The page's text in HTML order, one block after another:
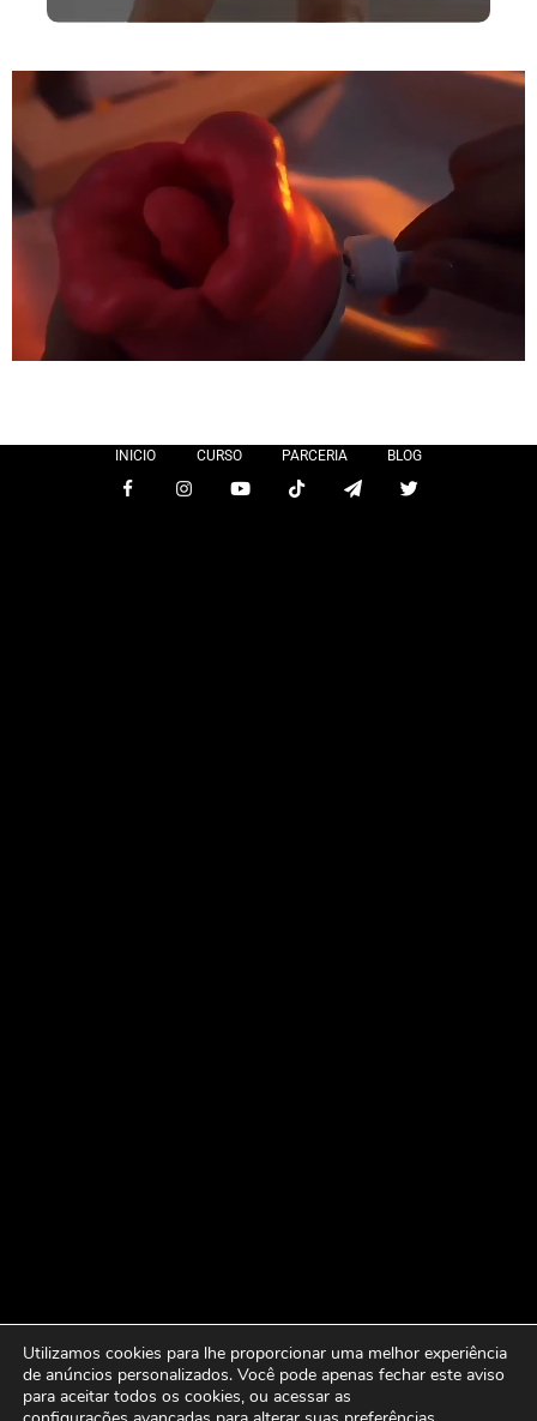
INICIO CURSO PARCERIA BLOG
Utilizamos cookies para lhe proporcionar uma melhor experiência
de anúncios personalizados. Você pode apenas fechar este aviso
para aceitar todos os cookies, ou acessar as